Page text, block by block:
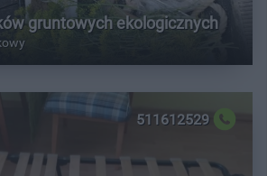
gruntowych ekologicznych
511612529